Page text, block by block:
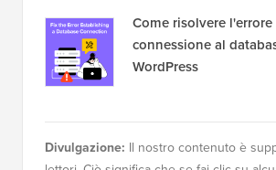
Come risolvere l'errore
connessione al
WordPress
Divulgazione: Il nostro contenuto è